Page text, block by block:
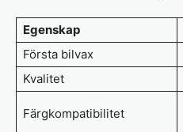
Egenskap
Första bilvax
Kvalitet
Färgkompatibilitet